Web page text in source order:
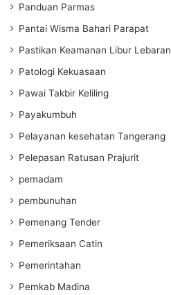
Panduan Parmas
Pantai Wisma Bahari Parapat
Pastikan Keamanan Libur Lebaran
Patologi Kekuasaan
Pawai Takbir Keliling
Payakumbuh
Pelayanan kesehatan Tangerang
Pelepasan Ratusan Prajurit
pemadam
pembunuhan
Pemenang Tender
Pemeriksaan Catin
Pemerintahan
Pemkab Madina